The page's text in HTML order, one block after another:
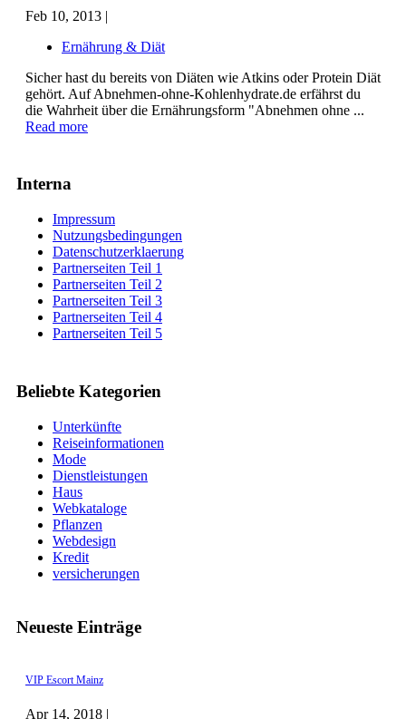
Beliebte Kategorien
Unterkünfte
Reiseinformationen
Mode
Dienstleistungen
Haus
Webkataloge
Pflanzen
Webdesign
Kredit
versicherungen
Neueste Einträge
VIP Escort Mainz
Apr 14, 2018 |
Feb 10, 2013 |
Ernährung & Diät
Sicher hast du bereits von Diäten wie Atkins oder Protein Diät
gehört. Auf Abnehmen-ohne-Kohlenhydrate.de erfährst du
die Wahrheit über die Ernährungsform "Abnehmen ohne ...
Read more
Interna
Impressum
Nutzungsbedingungen
Datenschutzerklaerung
Partnerseiten Teil 1
Partnerseiten Teil 2
Partnerseiten Teil 3
Partnerseiten Teil 4
Partnerseiten Teil 5